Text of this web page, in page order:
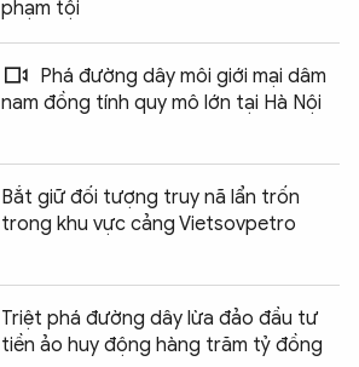
phạm tội
Phá đường dây môi giới mại dâm
nam đồng tính quy mô lớn tại Hà Nội
Bắt giữ đối tượng truy nã lẩn trốn
trong khu vực cảng Vietsovpetro
Triệt phá đường dây lừa đảo đầu tư
tiền ảo huy động hàng trăm tỷ đồng